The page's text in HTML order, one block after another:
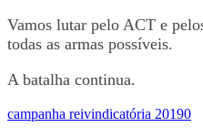
Vamos lutar pelo ACT e
todas as armas possíveis.
A batalha continua.
campanha reivindicatória 20190